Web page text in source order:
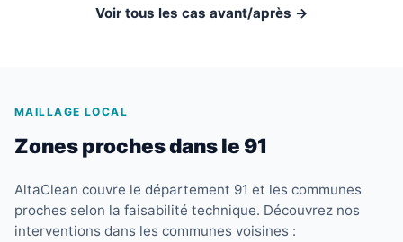
Voir tous les cas avant/après →
MAILLAGE LOCAL
Zones proches dans le 91
AltaClean couvre le département 91 et les communes
proches selon la faisabilité technique. Découvrez nos
interventions dans les communes voisines :